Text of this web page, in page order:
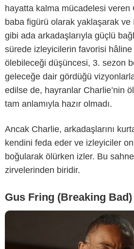
hayatta kalma mücadelesi veren
baba figürü olarak yaklaşarak ve
gibi ada arkadaşlarıyla güçlü
sürede izleyicilerin favorisi
ölebileceği düşüncesi, 3. sezon
geleceğe dair gördüğü
edilse de, hayranlar Charlie’nin
tam anlamıyla hazır olmadı.
Ancak Charlie, arkadaşlarını
kendini feda eder ve izleyiciler
boğularak ölürken izler. Bu
zirvelerinden biridir.
Gus Fring (Breaking Bad)